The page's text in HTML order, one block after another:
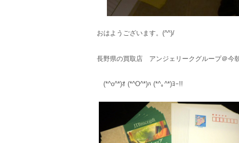
おはようございます。(^^)/
長野県の買取店 アンジェリークグループ＠今
(*^o^*)ｵ (*^O^*)ﾊ (*^｡^*)ﾖｰ!!